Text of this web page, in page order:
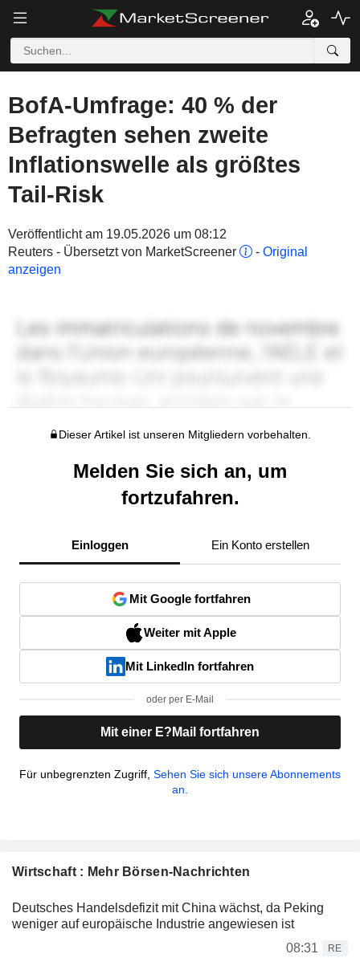
BofA-Umfrage: 40 % der
Befragten sehen zweite
Inflationswelle als größtes
Tail-Risk
Veröffentlicht am 19.05.2026 um 08:12
Reuters - Übersetzt von MarketScreener
- Original
anzeigen
Dieser Artikel ist unseren Mitgliedern vorbehalten.
Melden Sie sich an, um
fortzufahren.
Einloggen Ein Konto erstellen
Mit Google fortfahren
Weiter mit Apple
Mit LinkedIn fortfahren
oder per E-Mail
Mit einer E?Mail fortfahren
Für unbegrenzten Zugriff, Sehen Sie sich unsere Abonnements
an.
Wirtschaft : Mehr Börsen-Nachrichten
Deutsches Handelsdefizit mit China wächst, da Peking
weniger auf europäische Industrie angewiesen ist
08:31
RE